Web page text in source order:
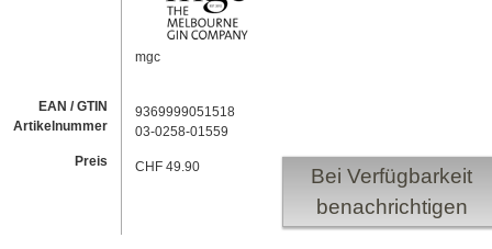
mgc
EAN / GTIN
Artikelnummer
9369999051518
03-0258-01559
Preis
CHF 49.90
Bei Verfügbarkeit
benachrichtigen